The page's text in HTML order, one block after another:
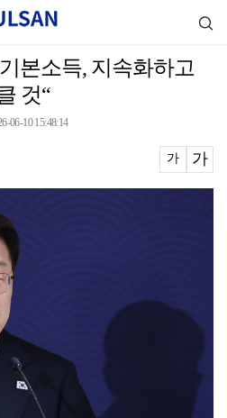
본소득, 지속화하고
것“
06-10 15:48:14
가 가